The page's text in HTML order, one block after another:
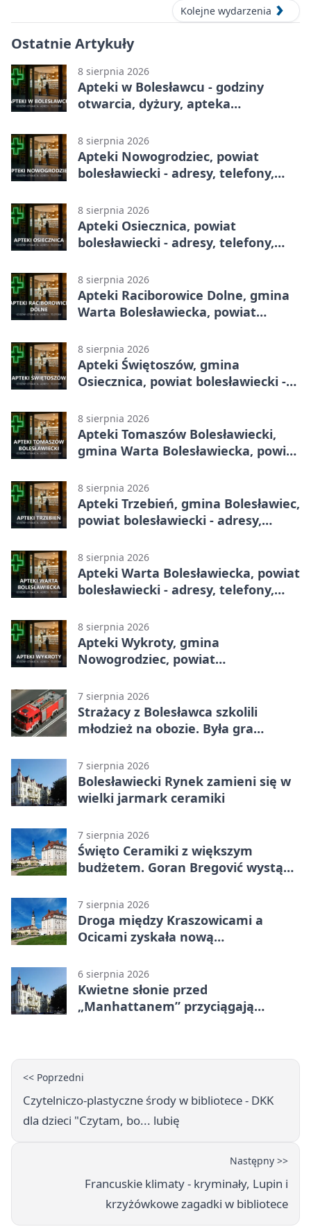
Kolejne wydarzenia
Ostatnie Artykuły
8 sierpnia 2026
Apteki w Bolesławcu - godziny
otwarcia, dyżury, apteka
8 sierpnia 2026
Apteki Nowogrodziec, powiat
bolesławiecki - adresy, telefony,
8 sierpnia 2026
Apteki Osiecznica, powiat
bolesławiecki - adresy, telefony,
8 sierpnia 2026
Apteki Raciborowice Dolne, gmina
Warta Bolesławiecka, powiat
godziny otwarcia
8 sierpnia 2026
Apteki Świętoszów, gmina
Osiecznica, powiat bolesławiecki -
8 sierpnia 2026
Apteki Tomaszów Bolesławiecki,
gmina Warta Bolesławiecka, powiat
godziny otwarcia
8 sierpnia 2026
Apteki Trzebień, gmina Bolesławiec,
powiat bolesławiecki - adresy,
8 sierpnia 2026
Apteki Warta Bolesławiecka, powiat
bolesławiecki - adresy, telefony,
8 sierpnia 2026
Apteki Wykroty, gmina
Nowogrodziec, powiat
godziny otwarcia
7 sierpnia 2026
Strażacy z Bolesławca szkolili
młodzież na obozie. Była gra
7 sierpnia 2026
Bolesławiecki Rynek zamieni się w
wielki jarmark ceramiki
7 sierpnia 2026
Święto Ceramiki z większym
budżetem. Goran Bregović wystąpi
7 sierpnia 2026
Droga między Kraszowicami a
Ocicami zyskała nową
6 sierpnia 2026
Kwietne słonie przed
„Manhattanem” przyciągają
<< Poprzedni
Czytelniczo-plastyczne środy w bibliotece - DKK
dla dzieci "Czytam, bo... lubię
Następny >>
Francuskie klimaty - kryminały, Lupin i
krzyżówkowe zagadki w bibliotece